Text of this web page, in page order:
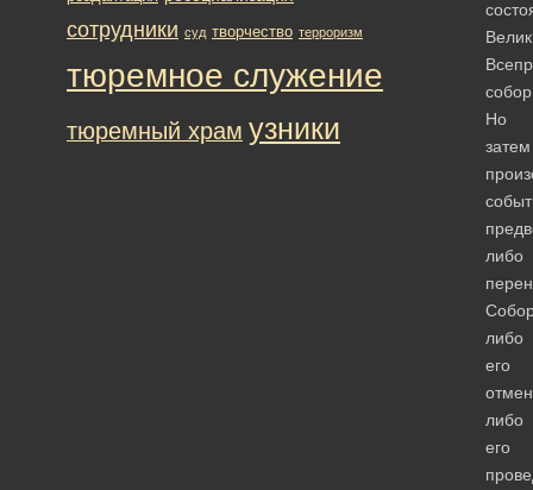
Но
затем
либо
либо
его
либо
его
сотрудники суд творчество терроризм
тюремное служение
тюремный храм узники